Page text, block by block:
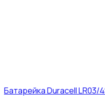
Батарейка Duracell LR03/